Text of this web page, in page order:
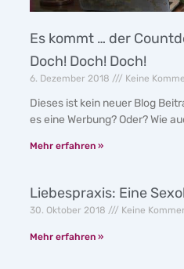
Es kommt … der
Doch! Doch! Doch!
6. Dezember 2018 Keine
Dieses ist kein neuer Blog
es eine Werbung? Oder? Wie
Mehr erfahren »
Liebespraxis: Eine
30. Oktober 2018 Keine
Mehr erfahren »